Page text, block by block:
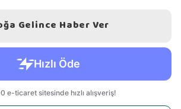
Gelince Haber Ver